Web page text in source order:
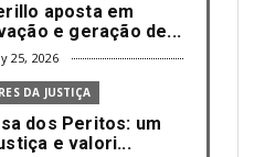
aposta em
e geração de...
25, 2026
DA JUSTIÇA
dos Peritos: um
e valori...